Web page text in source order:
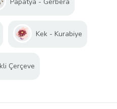
Kek - Kurabiye
Çerçeve